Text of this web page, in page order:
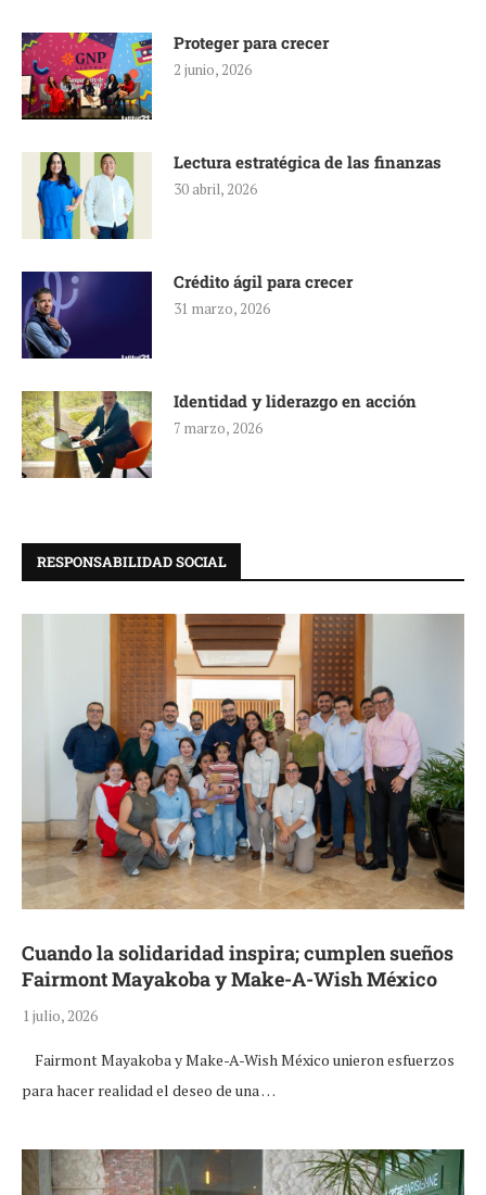
Proteger para crecer
2 junio, 2026
Lectura estratégica de las finanzas
30 abril, 2026
Crédito ágil para crecer
31 marzo, 2026
Identidad y liderazgo en acción
7 marzo, 2026
RESPONSABILIDAD SOCIAL
Cuando la solidaridad inspira; cumplen sueños
Fairmont Mayakoba y Make-A-Wish México
1 julio, 2026
Fairmont Mayakoba y Make-A-Wish México unieron esfuerzos
para hacer realidad el deseo de una …